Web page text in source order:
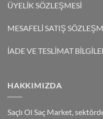
ÜYELİK SÖZLEŞMESİ
MESAFELİ SATIŞ
İADE VE TESLİMAT
HAKKIMIZDA
Saçlı Ol Saç Market,